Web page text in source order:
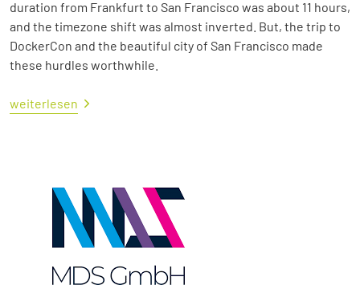
duration from Frankfurt to San Francisco was about 11 hours,
and the timezone shift was almost inverted. But, the trip to
DockerCon and the beautiful city of San Francisco made
these hurdles worthwhile.
weiterlesen